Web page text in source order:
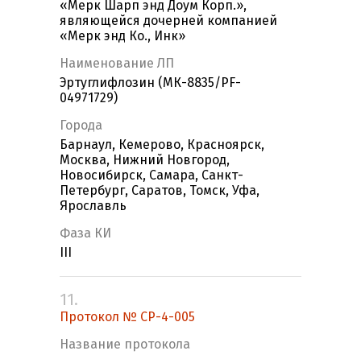
«Мерк Шарп энд Доум Корп.»,
являющейся дочерней компанией
«Мерк энд Ко., Инк»
Наименование ЛП
Эртуглифлозин (МК-8835/PF-
04971729)
Города
Барнаул, Кемерово, Красноярск,
Москва, Нижний Новгород,
Новосибирск, Самара, Санкт-
Петербург, Саратов, Томск, Уфа,
Ярославль
Фаза КИ
11.
Протокол № CP-4-005
Название протокола